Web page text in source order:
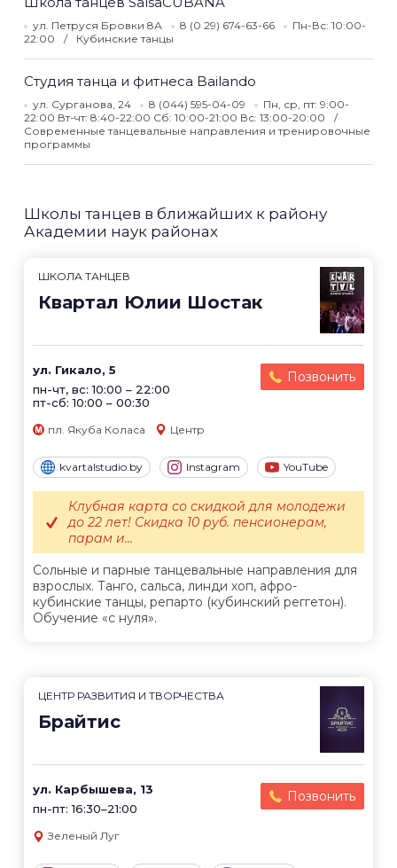
ул. Петруся Бровки 8А 8 (0 29) 674-63-66
Пн-Вс: 10:00-
22:00
Кубинские танцы
Студия танца и фитнеса Bailando
ул. Сурганова, 24 8 (044) 595-04-09
Пн, ср, пт: 9:00-
22:00 Вт-чт: 8:40-22:00 Сб: 10:00-21:00 Вс: 13:00-20:00
Современные танцевальные направления и тренировочные
программы
Школы танцев в ближайших к району
Академии наук районах
ШКОЛА ТАНЦЕВ
Квартал Юлии Шостак
ул. Гикало, 5
пн-чт, вс: 10:00 – 22:00
пт-сб: 10:00 – 00:30
Позвонить
пл. Якуба Коласа Центр
kvartalstudio.by Instagram YouTube
Сольные и парные танцевальные направления для
взрослых. Танго, сальса, линди хоп, афро-
кубинские танцы, репарто (кубинский реггетон).
Обучение «с нуля».
Клубная карта со скидкой для молодежи
до 22 лет! Скидка 10 руб. пенсионерам,
парам и...
ЦЕНТР РАЗВИТИЯ И ТВОРЧЕСТВА
Брайтис
ул. Карбышева, 13
пн-пт: 16:30–21:00
Позвонить
Зеленый Луг